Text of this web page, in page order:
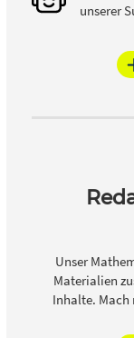
unserer
Unser
Materialien
Inhalte. Mach